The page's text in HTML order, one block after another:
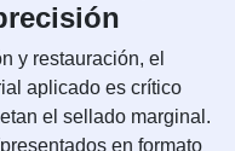
y restauración, el
aplicado es crítico
el sellado marginal.
en formato